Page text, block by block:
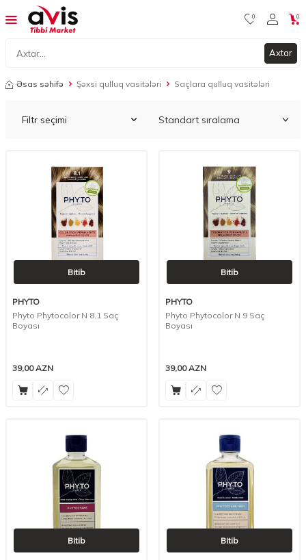
Axtar
0 0
Əsas səhifə Şəxsi qulluq vasitələri Saçlara qulluq vasitələri
Filtr seçimi
Bitib
PHYTO
Phyto Phytocolor N 8.1 Saç
Boyası
39,00AZN
Bitib
PHYTO
Phyto Phytocolor N 9 Saç
Boyası
39,00AZN
Bitib Bitib